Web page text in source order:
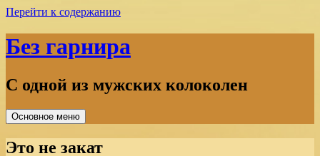
Перейти к содержанию
Без гарнира
С одной из мужских колоколен
Основное меню
Это не закат